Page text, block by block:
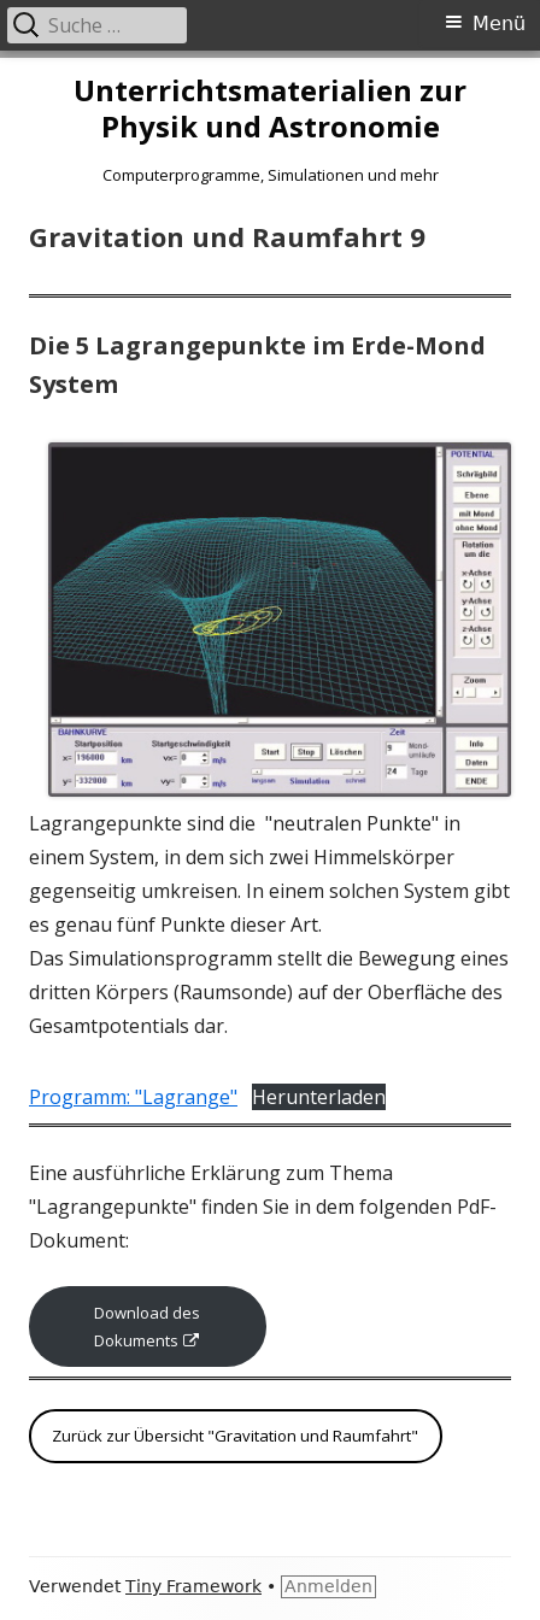
Unterrichtsmaterialien zur
Physik und Astronomie
Computerprogramme, Simulationen und mehr
Primäres
Menü
Menü
Suche
nach:
Gravitation und Raumfahrt 9
Die 5 Lagrangepunkte im Erde-Mond
System
Lagrangepunkte sind die "neutralen Punkte" in
einem System, in dem sich zwei Himmelskörper
gegenseitig umkreisen. In einem solchen System gibt
es genau fünf Punkte dieser Art.
Das Simulationsprogramm stellt die Bewegung eines
dritten Körpers (Raumsonde) auf der Oberfläche des
Gesamtpotentials dar.
Programm: "Lagrange" Herunterladen
Eine ausführliche Erklärung zum Thema
"Lagrangepunkte" finden Sie in dem folgenden PdF-
Dokument:
Download des
Dokuments
n
n
Zurück zur Übersicht "Gravitation und Raumfahrt"
Footer
VerwendetTiny Framework • Anmelden